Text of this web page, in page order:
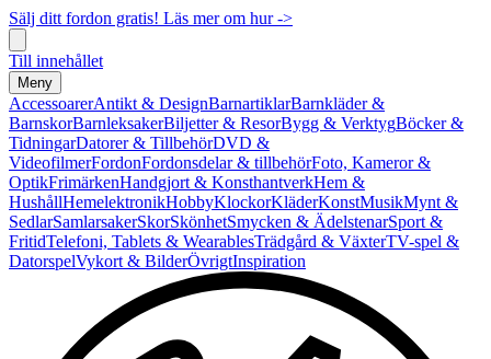
Sälj ditt fordon gratis! Läs mer om hur ->
Till innehållet
Meny
AccessoarerAntikt & DesignBarnartiklarBarnkläder &
BarnskorBarnleksakerBiljetter & ResorBygg & VerktygBöcker &
TidningarDatorer & TillbehörDVD &
VideofilmerFordonFordonsdelar & tillbehörFoto, Kameror &
OptikFrimärkenHandgjort & KonsthantverkHem &
HushållHemelektronikHobbyKlockorKläderKonstMusikMynt &
SedlarSamlarsakerSkorSkönhetSmycken & ÄdelstenarSport &
FritidTelefoni, Tablets & WearablesTrädgård & VäxterTV-spel &
DatorspelVykort & BilderÖvrigtInspiration